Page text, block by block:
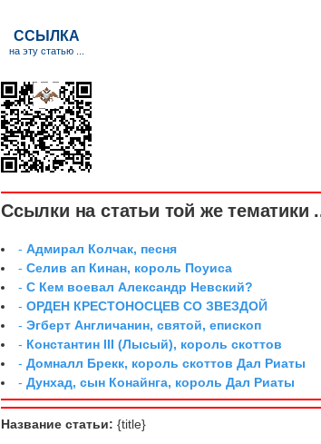
Ссылки на статьи той же тематики
-Адмирал Колчак, песня
-Селив ап Кинан, король Поуиса
-С Кем воевал Александр Невский?
-ОРДЕН КРЕСТОНОСЦЕВ СО ЗВЕЗДОЙ
-Эгберт Англичанин, святой, епископ
- Константин III (Лысый), король скоттов
-Домналл Брекк, король скоттов Дал Риаты
-Дунхад, сын Конайнга, король Дал Риаты
Название статьи: {title}